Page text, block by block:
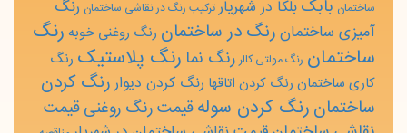
ساختمان بابکبلکا در شهریار ترکیب رنگ در نقاشی ساختمان رنگ
آمیزی ساختمانرنگ در ساختمان رنگ روغنی خوبه رنگ
ساختمان رنگ مولتی کالر رنگ نما رنگ پلاستیک رنگ
کاری ساختمان رنگ کردن اتاقها رنگ کردن دیواررنگ کردن
ساختمانرنگ کردن سولهقیمت رنگ روغنیقیمت